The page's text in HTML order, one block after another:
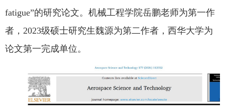
教职工
fatigue”的研究论文。机械工程学院岳鹏老师为第一作
者，2023级硕士研究生魏源为第二作者，西华大学为
论文第一完成单位。